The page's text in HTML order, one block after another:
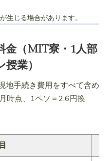
生じる場合があります。
金（MIT寮・1人部
業）
地手続き費用をすべて含め
時点、1ペソ＝2.6円換